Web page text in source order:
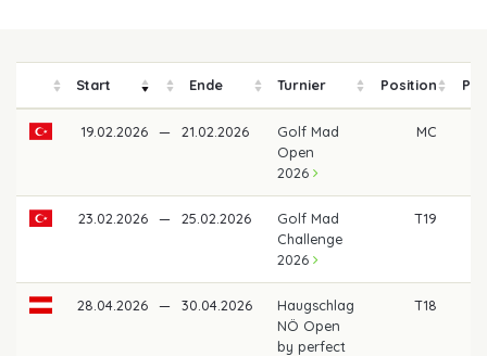
Start Ende Turnier Position
19.02.2026 — 21.02.2026
Golf Mad
Open
2026
MC
23.02.2026 — 25.02.2026
Golf Mad
Challenge
2026
T19
28.04.2026 — 30.04.2026
Haugschlag
NÖ Open
by perfect
T18